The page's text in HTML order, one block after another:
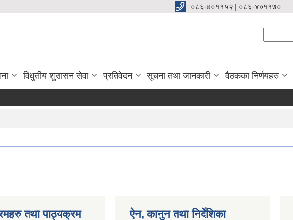
०८६-४०११५२ | ०८६-४०११७०
विधुतीय शुसासन सेवा प्रतिवेदन सूचना तथा जानकारी वैठकका निर्णयहरु
तथा पाठ्यक्रम ऐन, कानुन तथा निर्देशिका